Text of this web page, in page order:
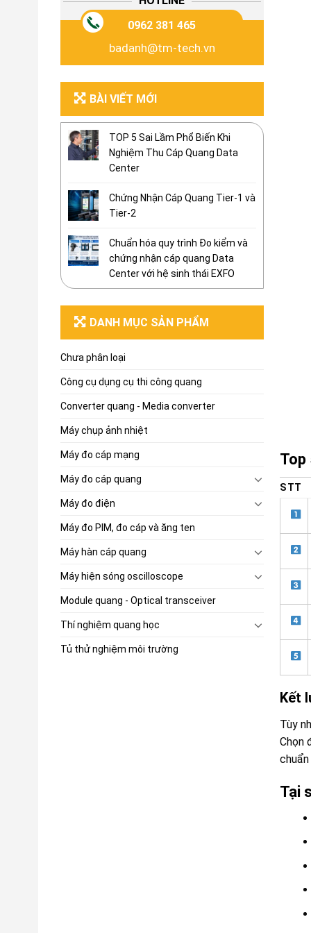
0962 381 465
badanh@tm-tech.vn
BÀI VIẾT MỚI
TOP 5 Sai Lầm Phổ Biến Khi
Nghiệm Thu Cáp Quang Data
Center
Chứng Nhận Cáp Quang Tier-1 và
Tier-2
Chuẩn hóa quy trình Đo kiểm và
chứng nhận cáp quang Data
Center với hệ sinh thái EXFO
DANH MỤC SẢN PHẨM
Chưa phân loại
Công cụ dụng cụ thi công quang
Converter quang - Media converter
Máy chụp ảnh nhiệt
Máy đo cáp mạng
Máy đo cáp quang
Máy đo điện
Máy đo PIM, đo cáp và ăng ten
Máy hàn cáp quang
Máy hiện sóng oscilloscope
Module quang - Optical transceiver
Thí nghiệm quang học
Tủ thử nghiệm môi trường
Top
STT
Kết
Tùy
Chọn
Tại